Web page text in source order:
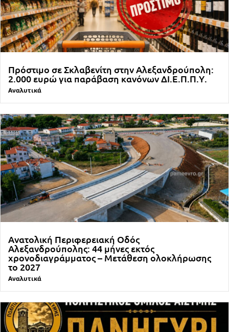
Πρόστιμο σε Σκλαβενίτη στην Αλεξανδρούπολη:
2.000 ευρώ για παράβαση κανόνων ΔΙ.Ε.Π.Π.Υ.
Αναλυτικά
Ανατολική Περιφερειακή Οδός
Αλεξανδρούπολης: 44 μήνες εκτός
χρονοδιαγράμματος – Μετάθεση ολοκλήρωσης
το 2027
Αναλυτικά